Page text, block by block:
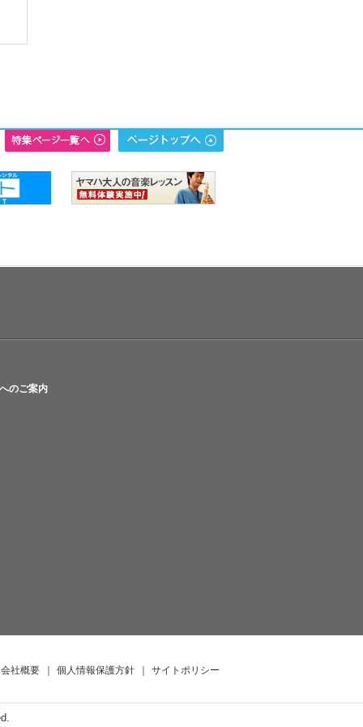
のご案内
会社概要 ｜ 個人情報保護方針 ｜ サイトポリシー